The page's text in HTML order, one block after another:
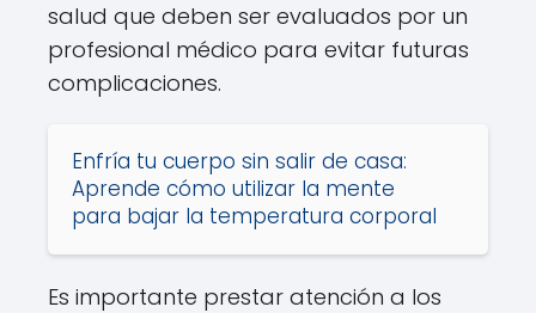
salud que deben ser evaluados por un
profesional médico para evitar futuras
complicaciones.
Enfría tu cuerpo sin salir de casa:
Aprende cómo utilizar la mente
para bajar la temperatura corporal
Es importante prestar atención a los